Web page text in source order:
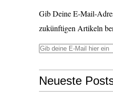
Gib Deine E-Mail-
zukünftigen Artikeln
Neueste